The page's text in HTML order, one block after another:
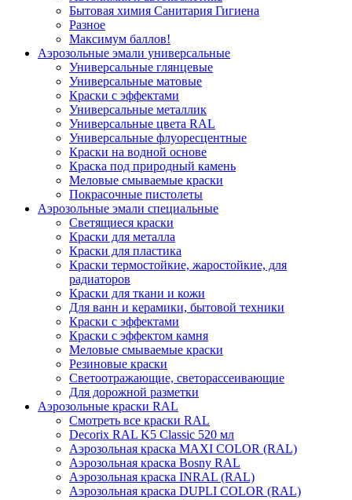
Бытовая химия Санитария Гигиена
Разное
Максимум баллов!
Аэрозольные эмали универсальные
Универсальные глянцевые
Универсальные матовые
Краски с эффектами
Универсальные металлик
Универсальные цвета RAL
Универсальные флуоресцентные
Краски на водной основе
Краска под природный камень
Меловые смываемые краски
Покрасочные пистолеты
Аэрозольные эмали специальные
Светящиеся краски
Краски для металла
Краски для пластика
Краски термостойкие, жаростойкие, для
радиаторов
Краски для ткани и кожи
Для ванн и керамики, бытовой техники
Краски с эффектами
Краски с эффектом камня
Меловые смываемые краски
Резиновые краски
Светоотражающие, светорассеивающие
Для дорожной разметки
Аэрозольные краски RAL
Смотреть все краски RAL
Decorix RAL K5 Classic 520 мл
Аэрозольная краска MAXI COLOR (RAL)
Аэрозольная краска Bosny RAL
Аэрозольная краска INRAL (RAL)
Аэрозольная краска DUPLI COLOR (RAL)